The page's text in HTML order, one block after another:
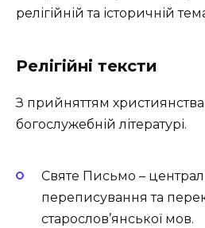
релігійній та історичній
Релігійні тексти
З прийняттям
богослужебній літературі.
Святе Письмо –
переписування та
старослов’янської мов.